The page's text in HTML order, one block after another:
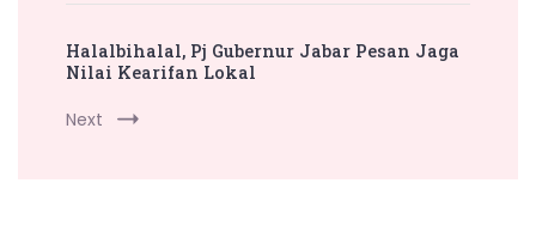
Halalbihalal, Pj Gubernur Jabar Pesan Jaga
Nilai Kearifan Lokal
Next